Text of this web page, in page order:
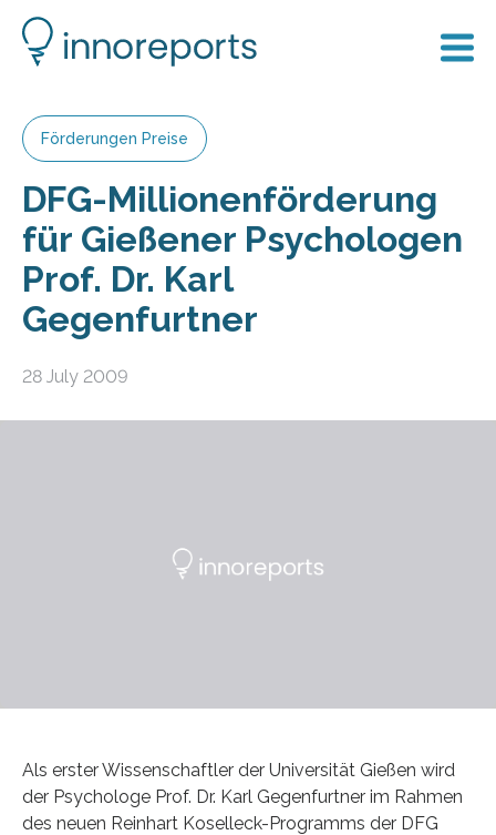
Förderungen Preise
DFG-Millionenförderung
für Gießener Psychologen
Prof. Dr. Karl
Gegenfurtner
28 July 2009
Als erster Wissenschaftler der Universität Gießen wird
der Psychologe Prof. Dr. Karl Gegenfurtner im Rahmen
des neuen Reinhart Koselleck-Programms der DFG